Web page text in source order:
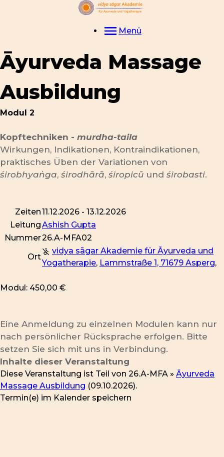
Menü
Āyurveda Massage
Ausbildung
Modul 2
Kopftechniken - murdha-taila
Wirkungen, Indikationen, Kontraindikationen,
praktisches Üben der Variationen von
śirobhyaṅga, śirodhārā, śiropicū und śirobasti.
Zeiten11.12.2026 - 13.12.2026
LeitungAshish Gupta
Nummer26.A-MFA02
Ort
vidya sāgar Akademie für Āyurveda und
Yogatherapie, Lammstraße 1, 71679 Asperg,
Modul: 450,00 €
Eine Anmeldung zu einzelnen Modulen kann nur
nach persönlicher Rücksprache erfolgen. Bitte
setzen Sie sich mit uns in Verbindung.
Inhalte dieser Veranstaltung
Diese Veranstaltung ist Teil von 26.A-MFA » Āyurveda
Massage Ausbildung (09.10.2026).
Termin(e) im Kalender speichern